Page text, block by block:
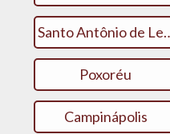
Santo
Poxoréu
Campinápolis